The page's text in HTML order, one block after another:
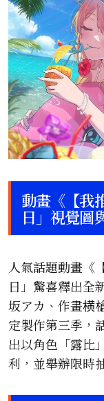
動畫《【我
日」視覺圖
人氣話題動畫《
日」驚喜釋出全
坂アカ、作畫横
定製作第三季，
出以角色「露比
利，並舉辦限時